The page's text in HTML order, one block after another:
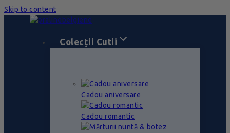
Skip to content
Colecții Cutii
Cadou aniversare
Cadou romantic